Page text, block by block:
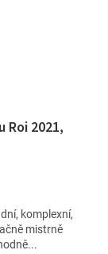
Roi 2021,
komplexní,
mistrně